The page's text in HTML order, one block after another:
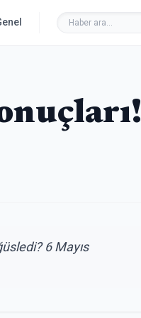
6 Mayıs